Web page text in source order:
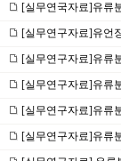
[실무연국자료]유류
[실무연구자료]유언
[실무연구자료]유류
[실무연구자료]유류
[실무연구자료]유류
[실무연구자료]유류